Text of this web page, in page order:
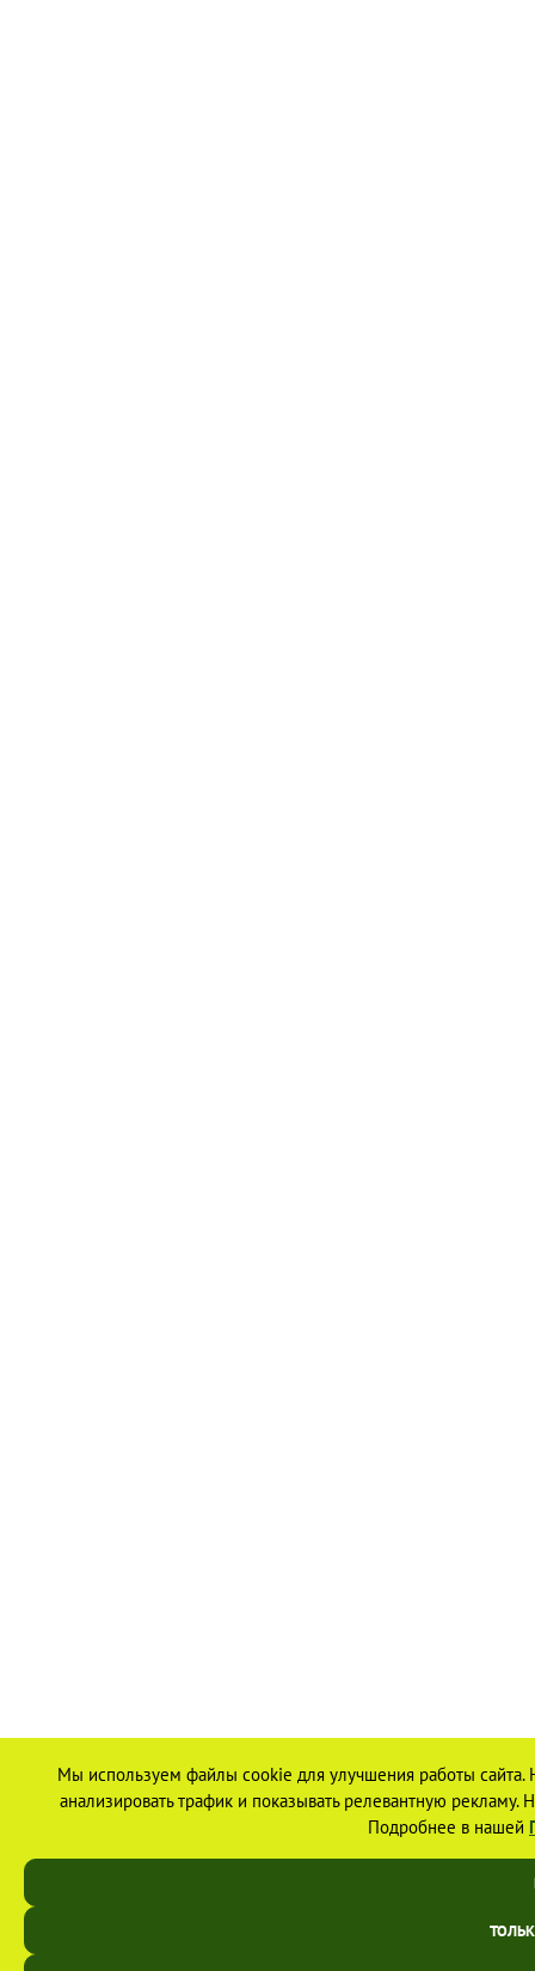
Мы используем файлы cookie для улучшения работы
анализировать трафик и показывать релевантную
Подробнее в нашей